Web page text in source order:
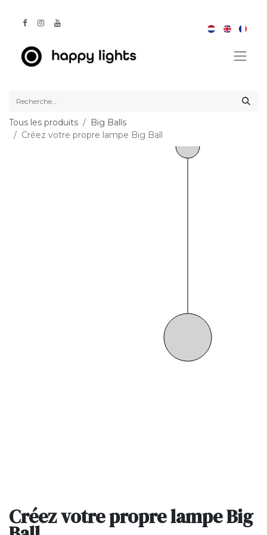
Tous les produits
Big Balls
Créez votre propre lampe Big Ball
Créez votre propre lampe Big